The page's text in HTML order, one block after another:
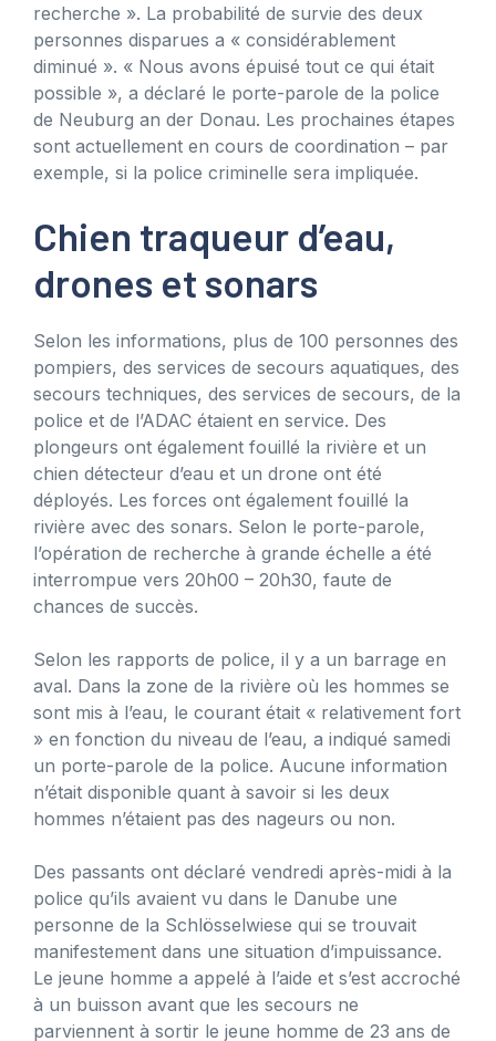
recherche ». La probabilité de survie des deux
personnes disparues a « considérablement
diminué ». « Nous avons épuisé tout ce qui était
possible », a déclaré le porte-parole de la police
de Neuburg an der Donau. Les prochaines étapes
sont actuellement en cours de coordination – par
exemple, si la police criminelle sera impliquée.
Chien traqueur d’eau,
drones et sonars
Selon les informations, plus de 100 personnes des
pompiers, des services de secours aquatiques, des
secours techniques, des services de secours, de la
police et de l’ADAC étaient en service. Des
plongeurs ont également fouillé la rivière et un
chien détecteur d’eau et un drone ont été
déployés. Les forces ont également fouillé la
rivière avec des sonars. Selon le porte-parole,
l’opération de recherche à grande échelle a été
interrompue vers 20h00 – 20h30, faute de
chances de succès.
Selon les rapports de police, il y a un barrage en
aval. Dans la zone de la rivière où les hommes se
sont mis à l’eau, le courant était « relativement fort
» en fonction du niveau de l’eau, a indiqué samedi
un porte-parole de la police. Aucune information
n’était disponible quant à savoir si les deux
hommes n’étaient pas des nageurs ou non.
Des passants ont déclaré vendredi après-midi à la
police qu’ils avaient vu dans le Danube une
personne de la Schlösselwiese qui se trouvait
manifestement dans une situation d’impuissance.
Le jeune homme a appelé à l’aide et s’est accroché
à un buisson avant que les secours ne
parviennent à sortir le jeune homme de 23 ans de